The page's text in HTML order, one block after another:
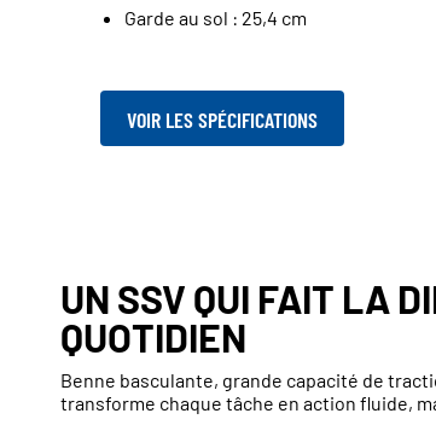
Garde au sol : 25,4 cm
VOIR LES SPÉCIFICATIONS
UN SSV QUI FAIT LA
QUOTIDIEN
Benne basculante, grande capacité de
transforme chaque tâche en action fluide,